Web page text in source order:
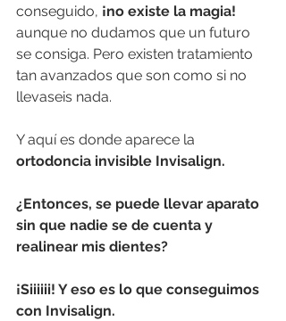
conseguido, ¡no existe la magia!
aunque no dudamos que un futuro
se consiga. Pero existen tratamiento
tan avanzados que son como si no
llevaseis nada.
Y aquí es donde aparece la
ortodoncia invisible Invisalign.
¿Entonces, se puede llevar aparato
sin que nadie se de cuenta y
realinear mis dientes?
¡Siiiiii! Y eso es lo que conseguimos
con Invisalign.